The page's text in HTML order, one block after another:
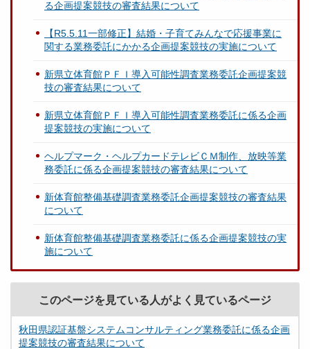
る企画提案競技の審査結果について
【R5.5.11一部修正】結婚・子育てみんなで応援事業に
関する業務委託にかかる企画提案競技の実施について
新県立体育館ＰＦＩ導入可能性調査業務委託企画提案競
技の審査結果について
新県立体育館ＰＦＩ導入可能性調査業務委託に係る企画
提案競技の実施について
ヘルプマーク・ヘルプカードテレビＣＭ制作、放映等業
務委託に係る企画提案競技の審査結果について
新体育館整備基礎調査業務委託企画提案競技の審査結果
について
新体育館整備基礎調査業務委託に係る企画提案競技の実
施について
このページを見ている人がよく見ているページ
秋田県認証基盤システムコンサルティング業務委託に係る企画
提案競技の審査結果について